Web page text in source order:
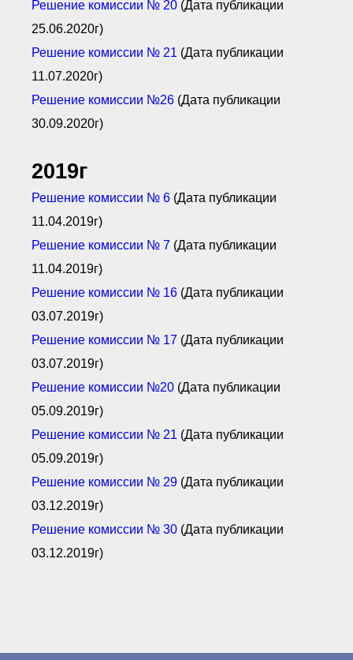
Решение комиссии № 20 (Дата публикации
25.06.2020г)
Решение комиссии № 21 (Дата публикации
11.07.2020г)
Решение комиссии №26 (Дата публикации
30.09.2020г)
2019г
Решение комиссии № 6 (Дата публикации
11.04.2019г)
Решение комиссии № 7 (Дата публикации
11.04.2019г)
Решение комиссии № 16 (Дата публикации
03.07.2019г)
Решение комиссии № 17 (Дата публикации
03.07.2019г)
Решение комиссии №20 (Дата публикации
05.09.2019г)
Решение комиссии № 21 (Дата публикации
05.09.2019г)
Решение комиссии № 29 (Дата публикации
03.12.2019г)
Решение комиссии № 30 (Дата публикации
03.12.2019г)